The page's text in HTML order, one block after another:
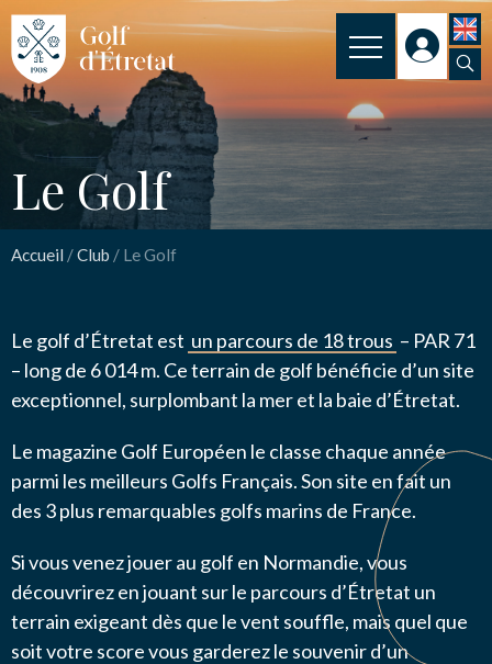
Le Golf
Accueil /Club / Le Golf
Le golf d’Étretat est un parcours de 18 trous – PAR 71
– long de 6 014 m. Ce terrain de golf bénéficie d’un site
exceptionnel, surplombant la mer et la baie d’Étretat.
Le magazine Golf Européen le classe chaque année
parmi les meilleurs Golfs Français. Son site en fait un
des 3 plus remarquables golfs marins de France.
Si vous venez jouer au golf en Normandie, vous
découvrirez en jouant sur le parcours d’Étretat un
terrain exigeant dès que le vent souffle, mais quel que
soit votre score vous garderez le souvenir d’un
CLUB
CLUB HOUSE
PARCOURS
SPORT
ENSEIGNEMENT
ACTUALITÉS
NOS PARTENAIRES
INSCRIPTION
Le Golf
Nom*
*
J’autorise l'association ASS SPORTIVE GOLF
ETRETAT à enregistrer mes données.